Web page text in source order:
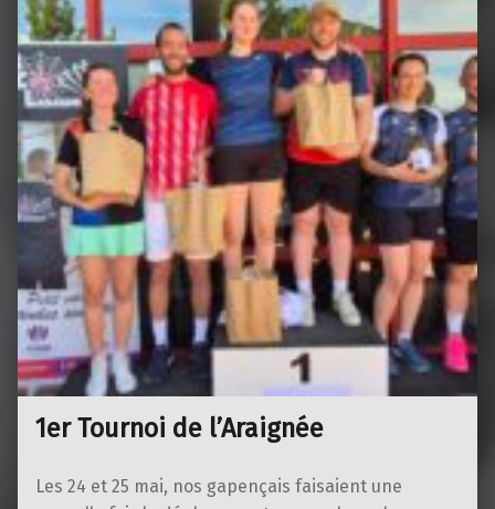
1er Tournoi de l’Araignée
Les 24 et 25 mai, nos gapençais faisaient une